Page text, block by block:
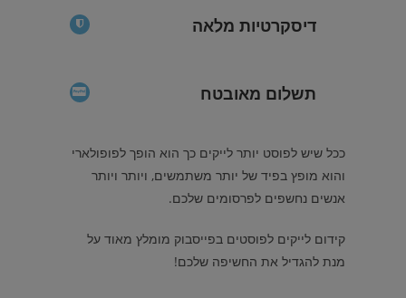
דיסקרטיות מלאה
תשלום מאובטח
ככל שיש לפוסט יותר לייקים כך הוא הופך לפופולארי
והוא מופץ בפיד של יותר משתמשים, ויותר ויותר
אנשים נחשפים לפרסומים שלכם.
קידום לייקים לפוסטים בפייסבוק מומלץ מאוד על
מנת להגדיל את החשיפה שלכם!